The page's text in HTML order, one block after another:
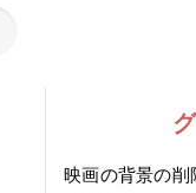
映画の背景の